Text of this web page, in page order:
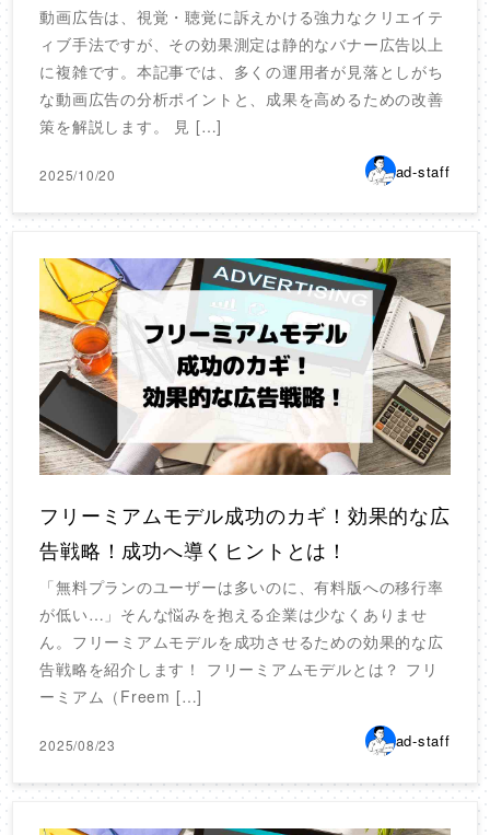
動画広告は、視覚・聴覚に訴えかける強力なクリエイテ
ィブ手法ですが、その効果測定は静的なバナー広告以上
に複雑です。本記事では、多くの運用者が見落としがち
な動画広告の分析ポイントと、成果を高めるための改善
策を解説します。 見 […]
2025/10/20 ad-staff
フリーミアムモデル成功のカギ！効果的な広
告戦略！成功へ導くヒントとは！
「無料プランのユーザーは多いのに、有料版への移行率
が低い…」そんな悩みを抱える企業は少なくありませ
ん。フリーミアムモデルを成功させるための効果的な広
告戦略を紹介します！ フリーミアムモデルとは？ フリ
ーミアム（Freem […]
2025/08/23 ad-staff